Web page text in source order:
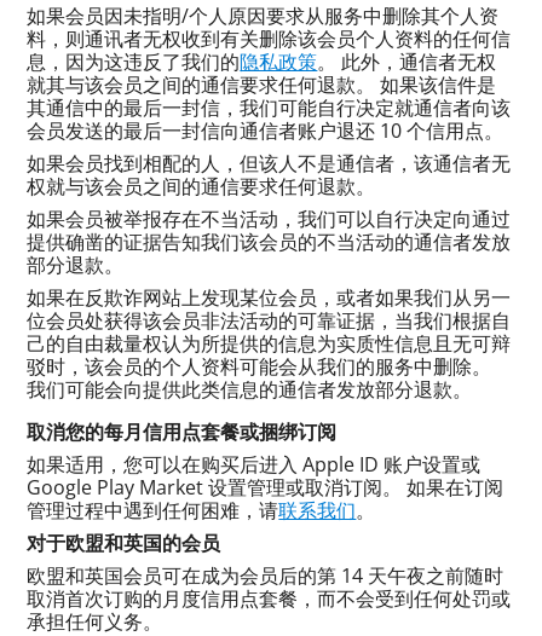
如果会员因未指明/个人原因要求从服务中删除其个人资
料，则通讯者无权收到有关删除该会员个人资料的任何信
息，因为这违反了我们的隐私政策。 此外，通信者无权
就其与该会员之间的通信要求任何退款。 如果该信件是
其通信中的最后一封信，我们可能自行决定就通信者向该
会员发送的最后一封信向通信者账户退还 10 个信用点。
如果会员找到相配的人，但该人不是通信者，该通信者无
权就与该会员之间的通信要求任何退款。
如果会员被举报存在不当活动，我们可以自行决定向通过
提供确凿的证据告知我们该会员的不当活动的通信者发放
部分退款。
如果在反欺诈网站上发现某位会员，或者如果我们从另一
位会员处获得该会员非法活动的可靠证据，当我们根据自
己的自由裁量权认为所提供的信息为实质性信息且无可辩
驳时，该会员的个人资料可能会从我们的服务中删除。
我们可能会向提供此类信息的通信者发放部分退款。
取消您的每月信用点套餐或捆绑订阅
如果适用，您可以在购买后进入 Apple ID 账户设置或
Google Play Market 设置管理或取消订阅。 如果在订阅
管理过程中遇到任何困难，请联系我们。
对于欧盟和英国的会员
欧盟和英国会员可在成为会员后的第 14 天午夜之前随时
取消首次订购的月度信用点套餐，而不会受到任何处罚或
承担任何义务。